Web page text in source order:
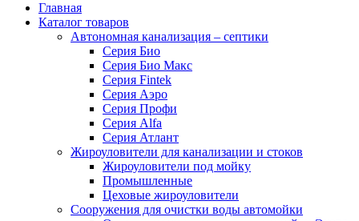
Главная
Каталог товаров
Автономная канализация – септики
Серия Био
Серия Био Макс
Серия Fintek
Серия Аэро
Серия Профи
Серия Alfa
Серия Атлант
Жироуловители для канализации и стоков
Жироуловители под мойку
Промышленные
Цеховые жироуловители
Сооружения для очистки воды автомойки